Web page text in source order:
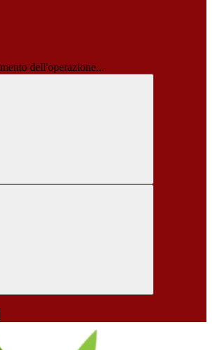
dell'operazione...